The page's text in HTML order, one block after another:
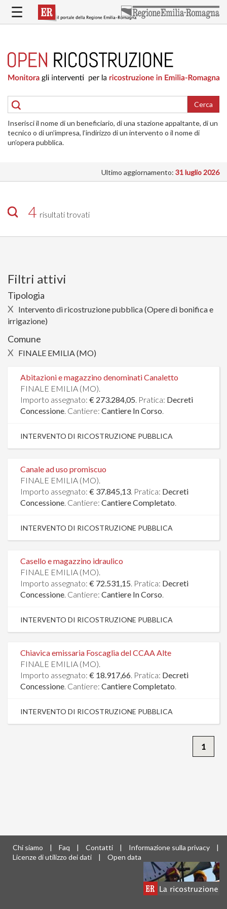
contenuto
RICOSTRUZIONE
PUBBLICA
DELLE
ABITAZIONI
RICOSTRUZIONE
ATTIVITÀ
INTERVENTI
SI
☰
Cerca
Inserisci il nome di un beneficiario, di una stazione appaltante, di un
tecnico o di un’impresa, l’indirizzo di un intervento o il nome di
un’opera pubblica.
Ultimo aggiornamento: 31 luglio 2026
4 risultati trovati
Filtri attivi
Tipologia
X Intervento di ricostruzione pubblica (Opere di bonifica e
irrigazione)
Comune
X FINALE EMILIA (MO)
Abitazioni e magazzino denominati Canaletto
FINALE EMILIA (MO).
Importo assegnato: € 273.284,05. Pratica: Decreti
Concessione. Cantiere: Cantiere In Corso.
INTERVENTO DI RICOSTRUZIONE PUBBLICA
Canale ad uso promiscuo
FINALE EMILIA (MO).
Importo assegnato: € 37.845,13. Pratica: Decreti
Concessione. Cantiere: Cantiere Completato.
INTERVENTO DI RICOSTRUZIONE PUBBLICA
Casello e magazzino idraulico
FINALE EMILIA (MO).
Importo assegnato: € 72.531,15. Pratica: Decreti
Concessione. Cantiere: Cantiere In Corso.
INTERVENTO DI RICOSTRUZIONE PUBBLICA
Chiavica emissaria Foscaglia del CCAA Alte
FINALE EMILIA (MO).
Importo assegnato: € 18.917,66. Pratica: Decreti
Concessione. Cantiere: Cantiere Completato.
INTERVENTO DI RICOSTRUZIONE PUBBLICA
1
Chi siamo | Faq | Contatti | Informazione sulla privacy
|
Licenze di utilizzo dei dati
| Open data